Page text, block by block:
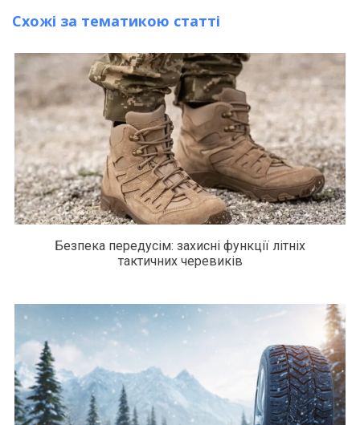
Схожі за тематикою статті
Безпека передусім: захисні функції літніх
тактичних черевиків